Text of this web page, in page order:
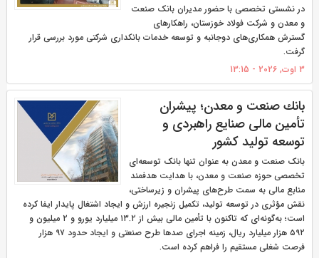
در نشستی تخصصی با حضور مدیران بانک صنعت
و معدن و شرکت فولاد خوزستان، راهکارهای
گسترش همکاری‌های دوجانبه و توسعه خدمات بانکداری شرکتی مورد بررسی قرار
گرفت.
3 اوت, 2026 - 13:15
بانك صنعت و معدن؛ پیشران
تأمین مالی صنایع راهبردی و
توسعه تولید كشور
بانک صنعت و معدن به عنوان تنها بانک توسعه‌ای
تخصصی حوزه صنعت و معدن، با هدایت هدفمند
منابع مالی به سمت طرح‌های پیشران و زیرساختی،
نقش مؤثری در توسعه تولید، تکمیل زنجیره ارزش و ایجاد اشتغال پایدار ایفا کرده
است؛ به‌گونه‌ای که تاکنون با تأمین مالی بیش از ۱۳.۲ میلیارد یورو و ۲ میلیون و
۵۹۲ هزار میلیارد ریال، زمینه اجرای صدها طرح صنعتی و ایجاد حدود ۹۷ هزار
فرصت شغلی مستقیم را فراهم کرده است.